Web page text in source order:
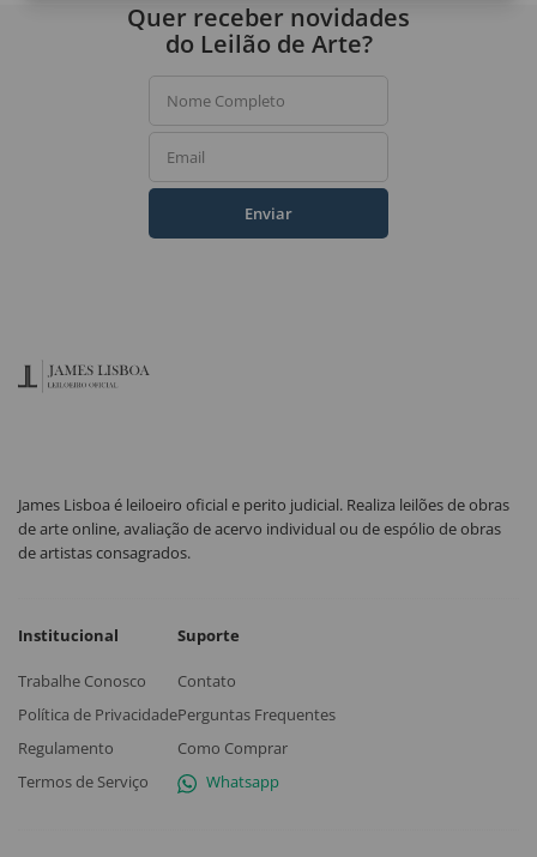
Quer receber novidades
do Leilão de Arte?
Nome Completo
Email
Enviar
James Lisboa é leiloeiro oficial e perito judicial. Realiza leilões de obras
de arte online, avaliação de acervo individual ou de espólio de obras
de artistas consagrados.
Institucional
Trabalhe Conosco
Política de Privacidade
Regulamento
Termos de Serviço
Suporte
Contato
Perguntas Frequentes
Como Comprar
Whatsapp